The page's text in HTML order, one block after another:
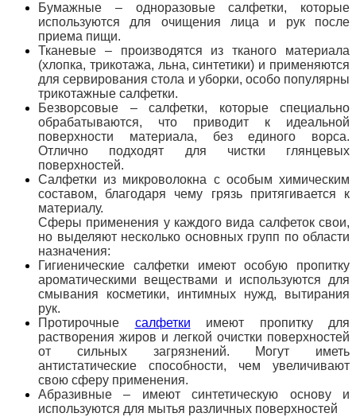
Бумажные – одноразовые салфетки, которые
используются для очищения лица и рук после
приема пищи.
Тканевые – производятся из тканого материала
(хлопка, трикотажа, льна, синтетики) и применяются
для сервирования стола и уборки, особо популярны
трикотажные салфетки.
Безворсовые – салфетки, которые специально
обрабатываются, что приводит к идеальной
поверхности материала, без единого ворса.
Отлично подходят для чистки глянцевых
поверхностей.
Салфетки из микроволокна с особым химическим
составом, благодаря чему грязь притягивается к
материалу.
Сферы применения у каждого вида салфеток свои,
но выделяют несколько основных групп по области
назначения:
Гигиенические салфетки имеют особую пропитку
ароматическими веществами и используются для
смывания косметики, интимных нужд, вытирания
рук.
Протирочные салфетки имеют пропитку для
растворения жиров и легкой очистки поверхностей
от сильных загрязнений. Могут иметь
антистатические способности, чем увеличивают
свою сферу применения.
Абразивные – имеют синтетическую основу и
используются для мытья различных поверхностей